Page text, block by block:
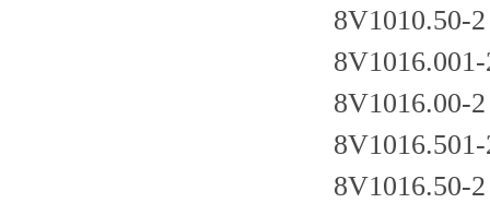
8V1010.50-2
8V1016.00-2
8V1016.50-2